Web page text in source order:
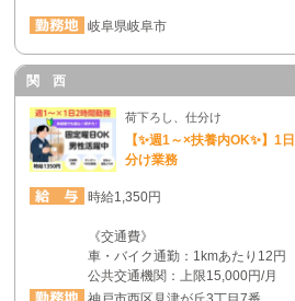
岐阜県岐阜市
関 西
荷下ろし、仕分け
【✨週1～×扶養内OK✨】1
分け業務
時給1,350円
《交通費》
車・バイク通勤：1kmあたり12円
公共交通機関：上限15,000円/月